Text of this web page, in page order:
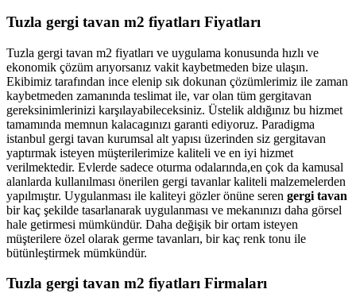
Tuzla gergi tavan m2 fiyatları Fiyatları
Tuzla gergi tavan m2 fiyatları ve uygulama konusunda hızlı ve
ekonomik çözüm arıyorsanız vakit kaybetmeden bize ulaşın.
Ekibimiz tarafından ince elenip sık dokunan çözümlerimiz ile zaman
kaybetmeden zamanında teslimat ile, var olan tüm gergitavan
gereksinimlerinizi karşılayabileceksiniz. Üstelik aldığınız bu hizmet
tamamında memnun kalacagınızı garanti ediyoruz. Paradigma
istanbul gergi tavan kurumsal alt yapısı üzerinden siz gergitavan
yaptırmak isteyen müşterilerimize kaliteli ve en iyi hizmet
verilmektedir. Evlerde sadece oturma odalarında,en çok da kamusal
alanlarda kullanılması önerilen gergi tavanlar kaliteli malzemelerden
yapılmıştır. Uygulanması ile kaliteyi gözler önüne seren gergi tavan
bir kaç şekilde tasarlanarak uygulanması ve mekanınızı daha görsel
hale getirmesi mümkündür. Daha değişik bir ortam isteyen
müşterilere özel olarak germe tavanları, bir kaç renk tonu ile
bütünleştirmek mümkündür.
Tuzla gergi tavan m2 fiyatları Firmaları